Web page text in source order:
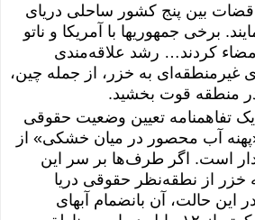
بین پنج کشور ساحلی دریای
برخی جمهوریها با آمریکا و ناتو
امضاء کردند… رشد علاقه‌مندی
غیرمنطقه‌ای به خزر، از جمله چین،
منطقه قوت بخشید.
تفاهمنامه تعیین وضعیت حقوقی
آب محصور در میان خشکی» از
است. اگر طرف‌ها بر سر این
خزر از نطقه‌نظر حقوقی دریا
حالت، آن بانضمام آبهای